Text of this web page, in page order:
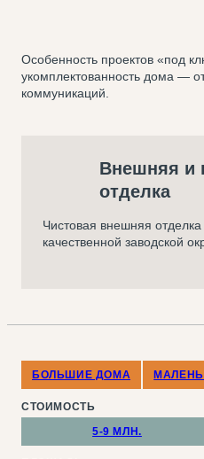
Особенность проектов «под
укомплектованность дома —
коммуникаций.
Внешняя и
отделка
Чистовая внешняя отделка
качественной заводской
БОЛЬШИЕ ДОМА
СТОИМОСТЬ
5-9 МЛН.